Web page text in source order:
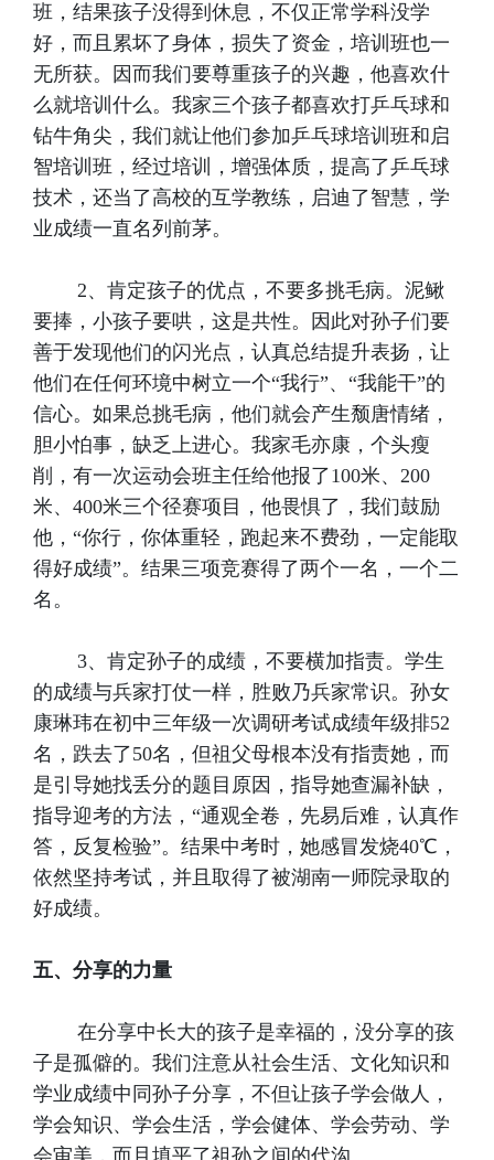
班，结果孩子没得到休息，不仅正常学科没学
好，而且累坏了身体，损失了资金，培训班也一
无所获。因而我们要尊重孩子的兴趣，他喜欢什
么就培训什么。我家三个孩子都喜欢打乒乓球和
钻牛角尖，我们就让他们参加乒乓球培训班和启
智培训班，经过培训，增强体质，提高了乒乓球
技术，还当了高校的互学教练，启迪了智慧，学
业成绩一直名列前茅。
2、肯定孩子的优点，不要多挑毛病。泥鳅
要捧，小孩子要哄，这是共性。因此对孙子们要
善于发现他们的闪光点，认真总结提升表扬，让
他们在任何环境中树立一个“我行”、“我能干”的
信心。如果总挑毛病，他们就会产生颓唐情绪，
胆小怕事，缺乏上进心。我家毛亦康，个头瘦
削，有一次运动会班主任给他报了100米、200
米、400米三个径赛项目，他畏惧了，我们鼓励
他，“你行，你体重轻，跑起来不费劲，一定能取
得好成绩”。结果三项竞赛得了两个一名，一个二
名。
3、肯定孙子的成绩，不要横加指责。学生
的成绩与兵家打仗一样，胜败乃兵家常识。孙女
康琳玮在初中三年级一次调研考试成绩年级排52
名，跌去了50名，但祖父母根本没有指责她，而
是引导她找丢分的题目原因，指导她查漏补缺，
指导迎考的方法，“通观全卷，先易后难，认真作
答，反复检验”。结果中考时，她感冒发烧40℃，
依然坚持考试，并且取得了被湖南一师院录取的
好成绩。
五、分享的力量
在分享中长大的孩子是幸福的，没分享的孩
子是孤僻的。我们注意从社会生活、文化知识和
学业成绩中同孙子分享，不但让孩子学会做人，
学会知识、学会生活，学会健体、学会劳动、学
会审美，而且填平了祖孙之间的代沟。